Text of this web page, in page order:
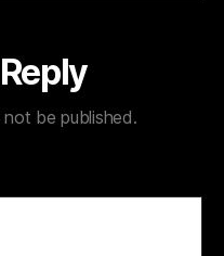
not be published.